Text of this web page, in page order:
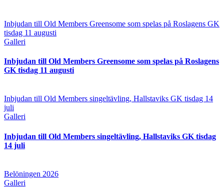
Inbjudan till Old Members Greensome som spelas på Roslagens GK
tisdag 11 augusti
Galleri
Inbjudan till Old Members Greensome som spelas på Roslagens
GK tisdag 11 augusti
Inbjudan till Old Members singeltävling, Hallstaviks GK tisdag 14
juli
Galleri
Inbjudan till Old Members singeltävling, Hallstaviks GK tisdag
14 juli
Belöningen 2026
Galleri